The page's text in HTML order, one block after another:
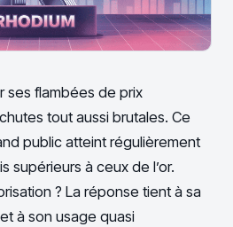
ses flambées de prix
tout aussi brutales. Ce
public atteint régulièrement
supérieurs à ceux de l’or.
? La réponse tient à sa
à son usage quasi